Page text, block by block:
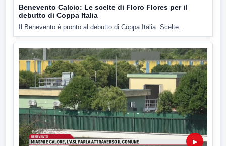
Benevento Calcio: Le scelte di Floro Flores per il
debutto di Coppa Italia
Il Benevento è pronto al debutto di Coppa Italia. Scelte...
▶